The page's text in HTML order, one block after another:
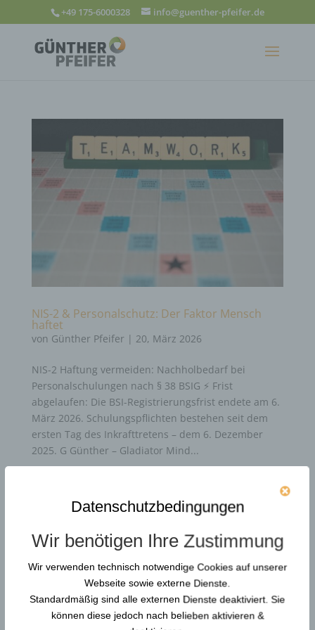
+49 175-6000328 info@guenther-pfeifer.de
NIS-2 & Personalschutz: Der Faktor Mensch
haftet
von Günther Pfeifer| 20, März 2026
NIS-2 Haftung vermeiden: Nachholbedarf bei
Personalschulungen nach § 38 BSIG ⚡ Frist
abgelaufen: Die BSI-Registrierungsfrist endete am 6.
März 2026. Schulungspflichten bestehen seit dem
ersten Tag des Inkrafttretens – dem 6. Dezember
2025. G Günther – Gladiator Mind...
Neue Artikel
Gewaltschutzkoordinator in KRITIS: Resilienz und
Gewaltprävention
Reform der DGUV Vorschrift 2: Gewaltprävention &
Datenschutzbedingungen
Wir benötigen Ihre Zustimmung
Wir verwenden technisch notwendige Cookies auf unserer
Webseite sowie externe Dienste.
Standardmäßig sind alle externen Dienste deaktiviert. Sie
können diese jedoch nach belieben aktivieren &